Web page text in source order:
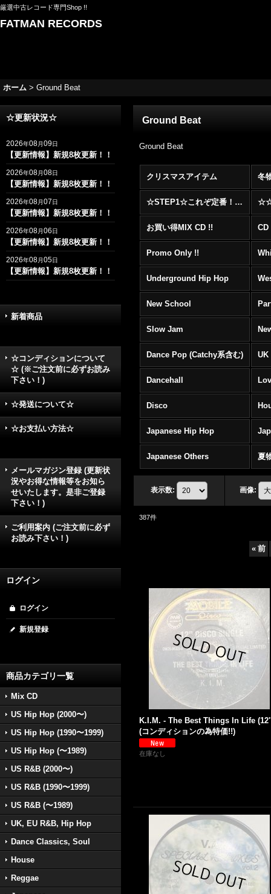
厳選中古レコード専門Shop !!
FATMAN RECORDS
ホーム > Ground Beat
☆更新状況☆
2026年08月09日
【更新情報】新規8枚更新！！
2026年08月08日
【更新情報】新規8枚更新！！
2026年08月07日
【更新情報】新規8枚更新！！
2026年08月06日
【更新情報】新規8枚更新！！
2026年08月05日
【更新情報】新規8枚更新！！
新着商品
☆コンディションについて
☆ (※ご注文前に必ずお読み
下さい！)
☆発送について☆
☆お支払い方法☆
メールマガジン登録 (更新状
況やお得な情報等をお知ら
せいたします。是非ご登録
下さい！)
ご利用案内 (ご注文前に必ず
お読み下さい！)
ログイン
ログイン
新規登録
商品カテゴリ一覧
Mix CD
US Hip Hop (2000〜)
US Hip Hop (1990〜1999)
US Hip Hop (〜1989)
US R&B (2000〜)
US R&B (1990〜1999)
US R&B (〜1989)
UK, EU R&B, Hip Hop
Dance Classics, Soul
House
Reggae
Ground Beat
Ground Beat
クリスマスアイテム 冬
☆STEP1☆これぞ定番！！まずはここから！2000年代R&BフロアヒットBest 100 !!!
お買い得MIX CD !!
Promo Only !!
Underground Hip Hop
New School
Slow Jam
Dance Pop (Catchy系含む) UK
Dancehall
Disco
Japanese Hip Hop
Japanese Others 夏
表示数: 画像:
387件
« 前
K.I.M. - The Best Things In Life
(コンディションの為特価!!)
在庫なし